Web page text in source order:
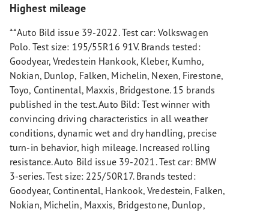
Highest mileage
**Auto Bild issue 39-2022. Test car: Volkswagen
Polo. Test size: 195/55R16 91V. Brands tested:
Goodyear, Vredestein Hankook, Kleber, Kumho,
Nokian, Dunlop, Falken, Michelin, Nexen, Firestone,
Toyo, Continental, Maxxis, Bridgestone. 15 brands
published in the test. Auto Bild: Test winner with
convincing driving characteristics in all weather
conditions, dynamic wet and dry handling, precise
turn-in behavior, high mileage. Increased rolling
resistance. Auto Bild issue 39-2021. Test car: BMW
3-series. Test size: 225/50R17. Brands tested:
Goodyear, Continental, Hankook, Vredestein, Falken,
Nokian, Michelin, Maxxis, Bridgestone, Dunlop,